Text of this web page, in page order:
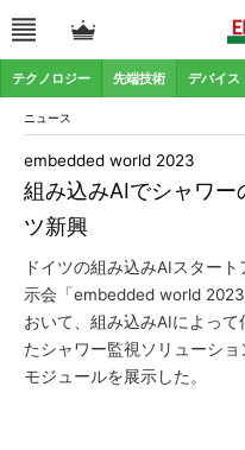
テクノロジー 先端技術 デバイス
ニュース
組み込みAIでシャワー
ツ新興
embedded world 2023
ドイツの組み込みAIスター
示会「embedded world
おいて、組み込みAIによっ
たシャワー監視ソリューシ
モジュールを展示した。